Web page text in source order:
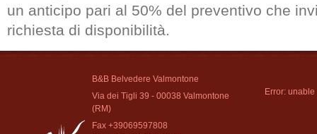
un anticipo pari al 50% del preventivo che
richiesta di disponibilità.
B&B Belvedere Valmontone
Via dei Tigli 39 - 00038 Valmontone
(RM)
Fax +39069597808
Error: